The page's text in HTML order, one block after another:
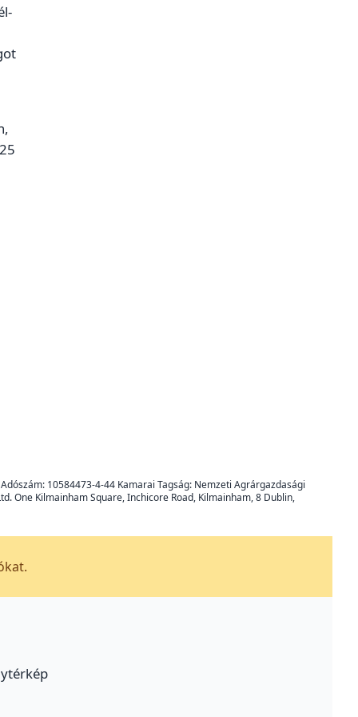
10584473-4-44 Kamarai Tagság: Nemzeti Agrárgazdasági
One Kilmainham Square, Inchicore Road, Kilmainham, 8 Dublin,